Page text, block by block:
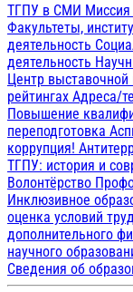
ТГПУ в СМИ
Факультеты,
деятельность
деятельность
Центр выставочной
рейтингах Адреса/
Повышение
переподготовка
коррупция!
ТГПУ: история и
Волонтёрство
Инклюзивное
оценка условий
дополнительного
научного
Сведения об